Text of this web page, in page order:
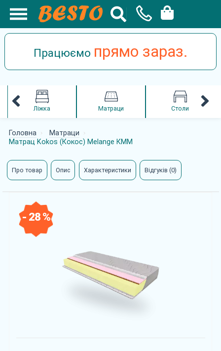
Працюємо прямо зараз.
Ліжка Матраци Столи
Головна
Матраци
Матрац Kokos (Кокос) Melange КММ
Про товар Опис Характеристики Відгуків (0)
- 28 %